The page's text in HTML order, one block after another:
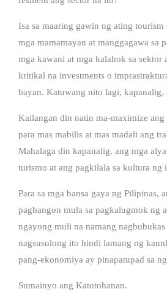
Isa sa maaring gawin ng ating tourism
mga mamamayan at manggagawa sa
mga kawani at mga kalahok sa
kritikal na investments o
bayan. Katuwang nito lagi, kapanalig,
Kailangan din natin ma-maximize
para mas mabilis at mas madali ang
Mahalaga din kapanalig, ang mga
turismo at ang pagkilala sa kultura ng
Para sa mga bansa gaya ng Pilipinas,
pagbangon mula sa pagkalugmok ng
ngayong muli na namang
nagsusulong ito hindi lamang ng
pang-ekonomiya ay pinapatupad sa
Sumainyo ang Katotohanan.